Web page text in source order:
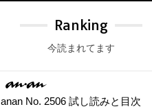
Ranking
今読まれてます
anan No. 2506 試し読みと目次